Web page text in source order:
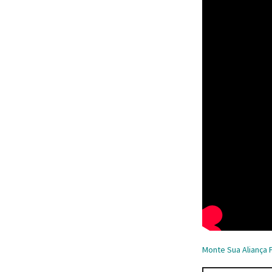
Monte Sua Aliança